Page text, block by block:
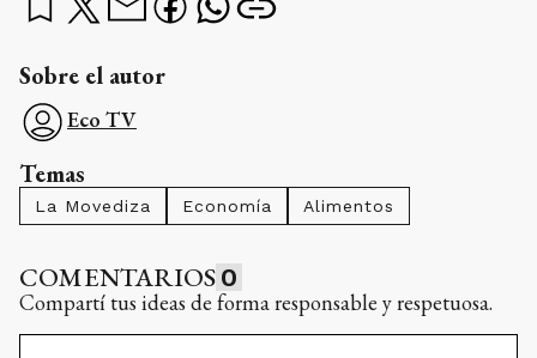
Sobre el autor
Eco TV
Temas
La Movediza Economía Alimentos
COMENTARIOS 0
Compartí tus ideas de forma responsable y respetuosa.